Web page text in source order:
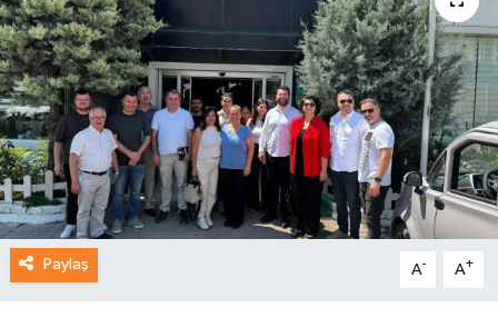
Paylaş A- A+
SPOR